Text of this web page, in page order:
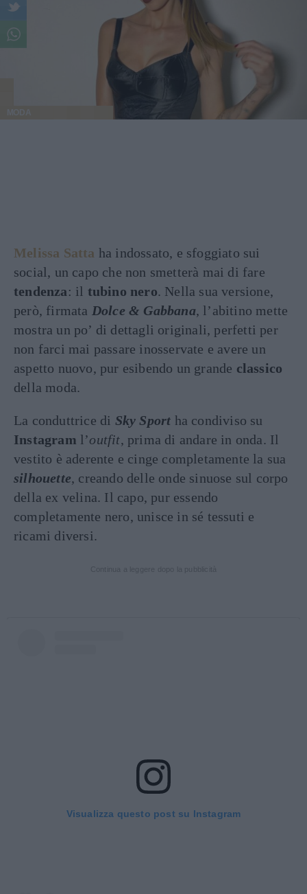
MODA
Melissa Satta ha indossato, e sfoggiato sui
social, un capo che non smetterà mai di fare
tendenza: il tubino nero. Nella sua versione,
però, firmata Dolce & Gabbana, l’abitino mette
mostra un po’ di dettagli originali, perfetti per
non farci mai passare inosservate e avere un
aspetto nuovo, pur esibendo un grande classico
della moda.
La conduttrice di Sky Sport ha condiviso su
Instagram l’outfit, prima di andare in onda. Il
vestito è aderente e cinge completamente la sua
silhouette, creando delle onde sinuose sul corpo
della ex velina. Il capo, pur essendo
completamente nero, unisce in sé tessuti e
ricami diversi.
Visualizza questo post su Instagram